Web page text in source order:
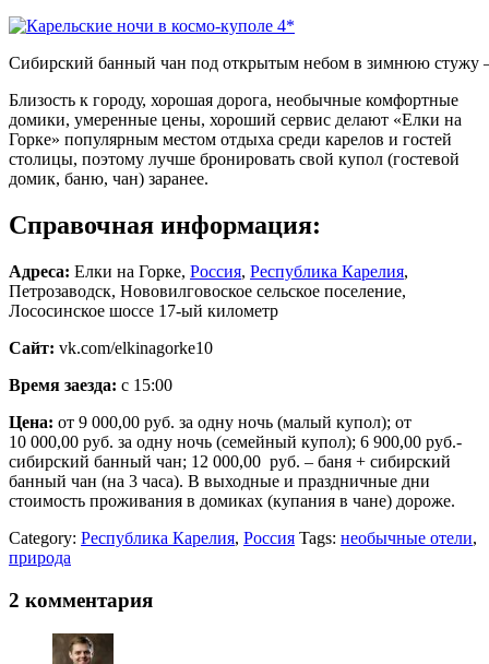
Сибирский банный чан под открытым небом в зимнюю стужу
Близость к городу, хорошая дорога, необычные комфортные
домики, умеренные цены, хороший сервис делают «Елки на
Горке» популярным местом отдыха среди карелов и гостей
столицы, поэтому лучше бронировать свой купол (гостевой
домик, баню, чан) заранее.
Справочная информация:
Адреса: Елки на Горке, Россия, Республика Карелия,
Петрозаводск, Нововилговоское сельское поселение,
Лососинское шоссе 17-ый километр
Сайт: vk.com/elkinagorke10
Время заезда: с 15:00
Цена: от 9 000,00 руб. за одну ночь (малый купол); от
10 000,00 руб. за одну ночь (семейный купол); 6 900,00 руб.-
сибирский банный чан; 12 000,00 руб. – баня + сибирский
банный чан (на 3 часа). В выходные и праздничные дни
стоимость проживания в домиках (купания в чане) дороже.
Category: Республика Карелия, Россия Tags: необычные отели,
природа
2 комментария